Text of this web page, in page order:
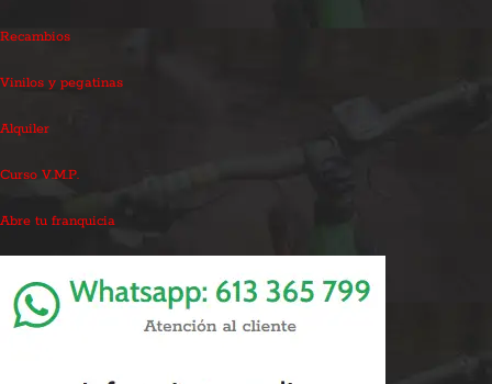
Recambios
Vinilos y pegatinas
Alquiler
Curso V.M.P.
Abre tu franquicia